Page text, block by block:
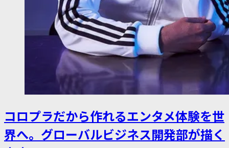
コロプラだから作れるエンタメ体験を世
界へ。グローバルビジネス開発部が描く